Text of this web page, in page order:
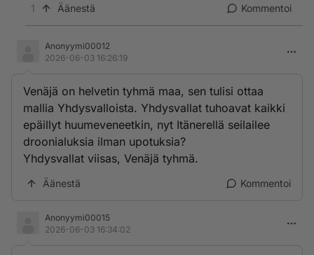
1 Äänestä Kommentoi
Anonyymi00012
2026-06-03 16:26:19
Venäjä on helvetin tyhmä maa, sen tulisi ottaa
mallia Yhdysvalloista. Yhdysvallat tuhoavat kaikki
epäillyt huumeveneetkin, nyt Itänerellä seilailee
droonialuksia ilman upotuksia?
Yhdysvallat viisas, Venäjä tyhmä.
Äänestä Kommentoi
Anonyymi00015
2026-06-03 16:34:02